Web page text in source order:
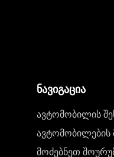
ნავიგაცია
ავტომობილის
ავტომობილების
მოძებნეთ